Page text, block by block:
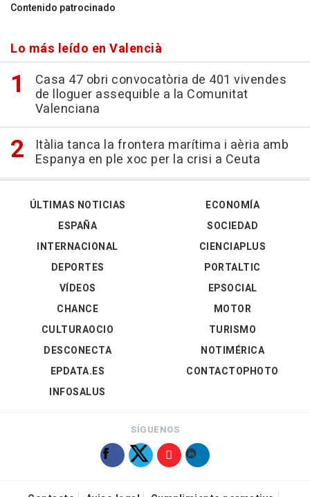
Contenido patrocinado
Lo más leído en Valencià
Casa 47 obri convocatòria de 401 vivendes
de lloguer assequible a la Comunitat
Valenciana
Itàlia tanca la frontera marítima i aèria amb
Espanya en ple xoc per la crisi a Ceuta
ÚLTIMAS NOTICIAS
ESPAÑA
INTERNACIONAL
DEPORTES
VÍDEOS
ECONOMÍA
SOCIEDAD
CIENCIAPLUS
PORTALTIC
EPSOCIAL
CHANCE
CULTURAOCIO
DESCONECTA
EPDATA.ES
INFOSALUS
MOTOR
TURISMO
NOTIMÉRICA
CONTACTOPHOTO
SÍGUENOS